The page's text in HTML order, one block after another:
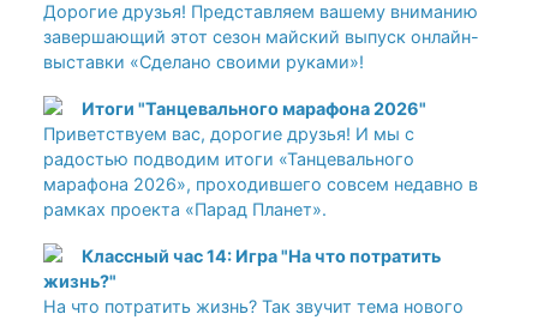
Дорогие друзья! Представляем вашему вниманию
завершающий этот сезон майский выпуск онлайн-
выставки «Сделано своими руками»!
Итоги "Танцевального марафона 2026"
Приветствуем вас, дорогие друзья! И мы с
радостью подводим итоги «Танцевального
марафона 2026», проходившего совсем недавно в
рамках проекта «Парад Планет».
Классный час 14: Игра "На что потратить
жизнь?"
На что потратить жизнь? Так звучит тема нового